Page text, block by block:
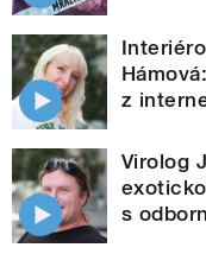
z
Virolog
s